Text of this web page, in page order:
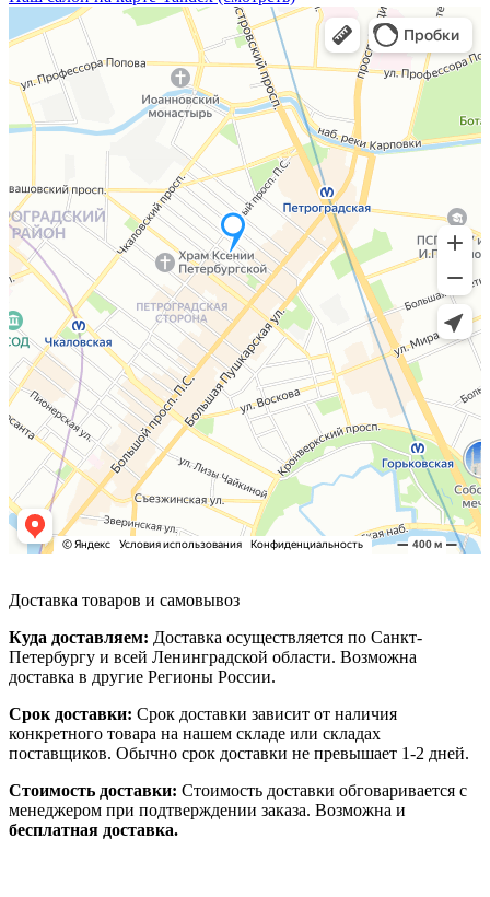
Доставка товаров и самовывоз
Куда доставляем: Доставка осуществляется по Санкт-
Петербургу и всей Ленинградской области. Возможна
доставка в другие Регионы России.
Срок доставки: Срок доставки зависит от наличия
конкретного товара на нашем складе или складах
поставщиков. Обычно срок доставки не превышает 1-2 дней.
Стоимость доставки: Стоимость доставки обговаривается с
менеджером при подтверждении заказа. Возможна и
бесплатная доставка.